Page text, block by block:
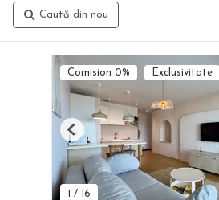
Caută din nou
Comision 0% Exclusivitate
1 / 16
Previous